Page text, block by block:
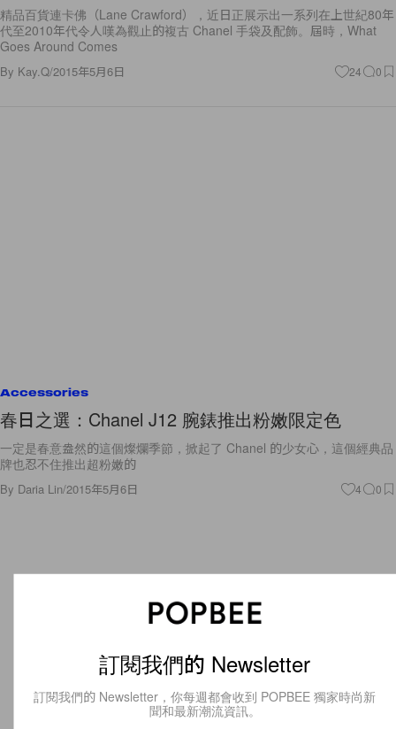
精品百貨連卡佛（Lane Crawford），近日正展示出一系列在上世紀80年
代至2010年代令人嘆為觀止的複古 Chanel 手袋及配飾。屆時，What
Goes Around Comes
By Kay.Q/2015年5月6日 24 0
Accessories
春日之選：Chanel J12 腕錶推出粉嫩限定色
一定是春意盎然的這個燦爛季節，掀起了 Chanel 的少女心，這個經典品
牌也忍不住推出超粉嫩的
By Daria Lin/2015年5月6日 4 0
訂閱我們的 Newsletter
訂閱我們的 Newsletter，你每週都會收到 POPBEE 獨家時尚新
聞和最新潮流資訊。